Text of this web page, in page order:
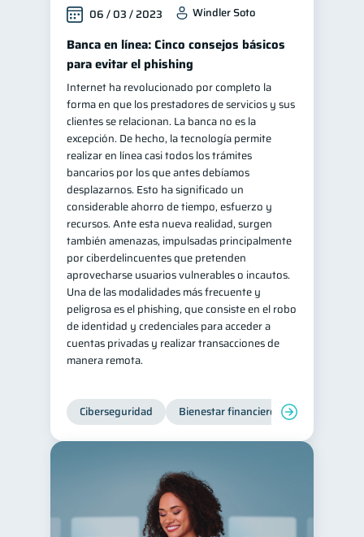
06 / 03 / 2023 Windler Soto
Banca en línea: Cinco consejos básicos
para evitar el phishing
Internet ha revolucionado por completo la
forma en que los prestadores de servicios y sus
clientes se relacionan. La banca no es la
excepción. De hecho, la tecnología permite
realizar en línea casi todos los trámites
bancarios por los que antes debíamos
desplazarnos. Esto ha significado un
considerable ahorro de tiempo, esfuerzo y
recursos. Ante esta nueva realidad, surgen
también amenazas, impulsadas principalmente
por ciberdelincuentes que pretenden
aprovecharse usuarios vulnerables o incautos.
Una de las modalidades más frecuente y
peligrosa es el phishing, que consiste en el robo
de identidad y credenciales para acceder a
cuentas privadas y realizar transacciones de
manera remota.
Ciberseguridad Bienestar financiero